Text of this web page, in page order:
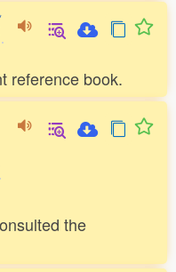
reference book.
the